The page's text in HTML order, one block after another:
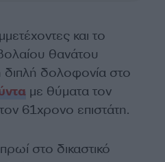
και το
θανάτου
διπλή δολοφονία στο
με θύματα τον
61χρονο επιστάτη.
στο δικαστικό